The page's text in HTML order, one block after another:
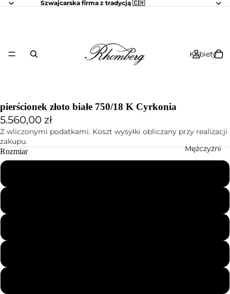
Szwajcarska firma z tradycją 🇨🇭
Kobiety
Mężczyźni
pierścionek złoto białe 750/18 K Cyrkonia
5.560,00 zł
Z wliczonymi podatkami. Koszt wysyłki obliczany przy realizacji
zakupu.
Rozmiar